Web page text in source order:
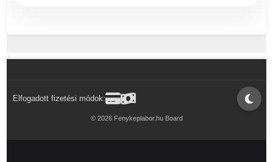
Elfogadott fizetési módok:
© 2026 Fenykeplabor.hu Board